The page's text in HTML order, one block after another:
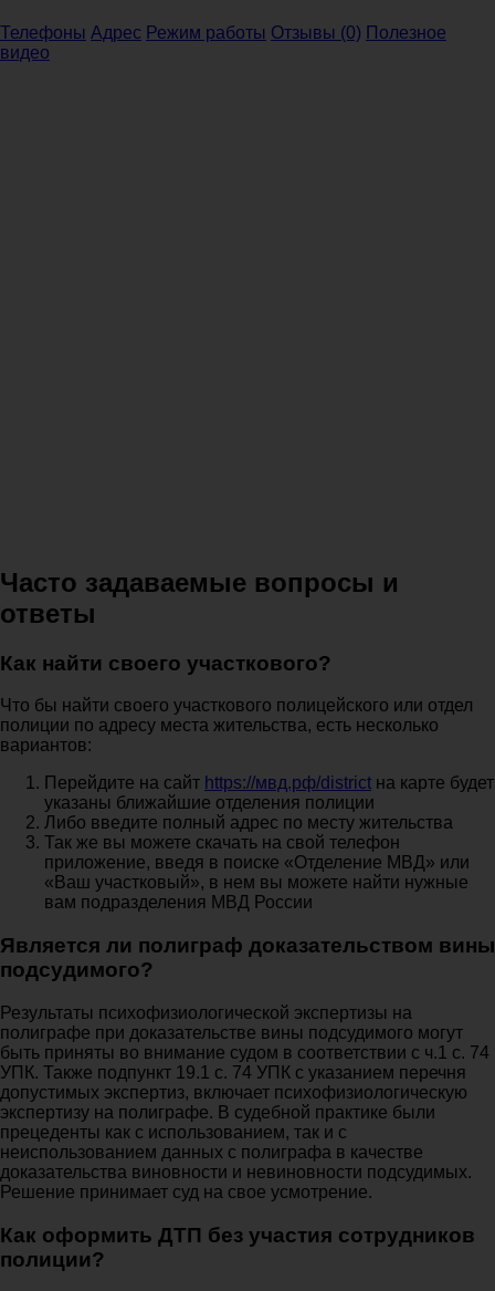
Телефоны Адрес Режим работы Отзывы (0) Полезное
видео
Часто задаваемые вопросы и
ответы
Как найти своего участкового?
Что бы найти своего участкового полицейского или отдел
полиции по адресу места жительства, есть несколько
вариантов:
Перейдите на сайт https://мвд.рф/district на карте будет
указаны ближайшие отделения полиции
Либо введите полный адрес по месту жительства
Так же вы можете скачать на свой телефон
приложение, введя в поиске «Отделение МВД» или
«Ваш участковый», в нем вы можете найти нужные
вам подразделения МВД России
Является ли полиграф доказательством вины
подсудимого?
Результаты психофизиологической экспертизы на
полиграфе при доказательстве вины подсудимого могут
быть приняты во внимание судом в соответствии с ч.1 с. 74
УПК. Также подпункт 19.1 с. 74 УПК с указанием перечня
допустимых экспертиз, включает психофизиологическую
экспертизу на полиграфе. В судебной практике были
прецеденты как с использованием, так и с
неиспользованием данных с полиграфа в качестве
доказательства виновности и невиновности подсудимых.
Решение принимает суд на свое усмотрение.
Как оформить ДТП без участия сотрудников
полиции?